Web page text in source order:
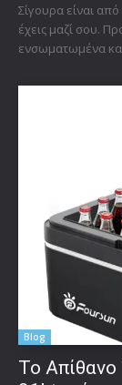
Σίγουρα είναι
έχεις μαζί σου.
ενσωματωμένα
Blog
Το